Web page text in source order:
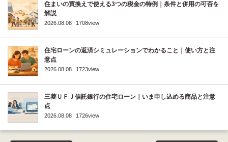
住まいの買換えで使える3つの税金の特例｜条件と併用の可否を
解説
2026.08.08 1708view
住宅ローンの返済シミュレーションでわかること｜使い方と注
意点
2026.08.08 1723view
三菱ＵＦＪ信託銀行の住宅ローン｜いま申し込める商品と注意
点
2026.08.08 1726view